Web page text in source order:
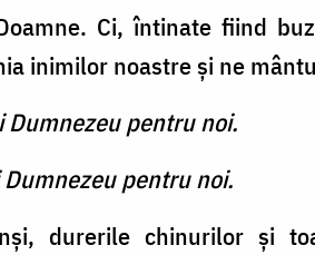
Ci, întinate fi­ind
ini­milor noastre şi ne
pentru noi.
pentru noi.
durerile chinurilor şi